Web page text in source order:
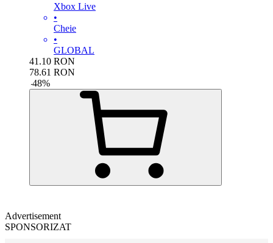
Xbox Live
•
Cheie
•
GLOBAL
41.10 RON
78.61 RON
-48%
Advertisement
SPONSORIZAT